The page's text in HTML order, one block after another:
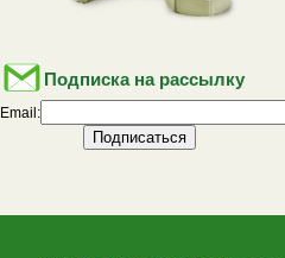
Подписка на рассылку
Email: